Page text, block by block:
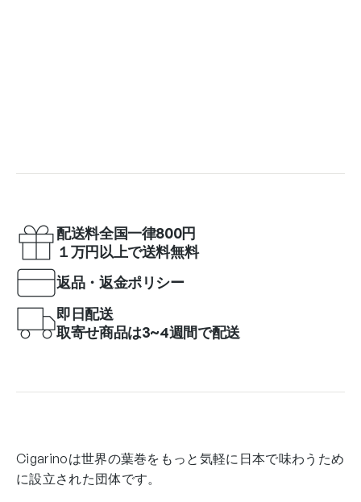
配送料全国一律800円
１万円以上で送料無料
返品・返金ポリシー
即日配送
取寄せ商品は3~4週間で配送
Cigarinoは世界の葉巻をもっと気軽に日本で味わうため
に設立された団体です。